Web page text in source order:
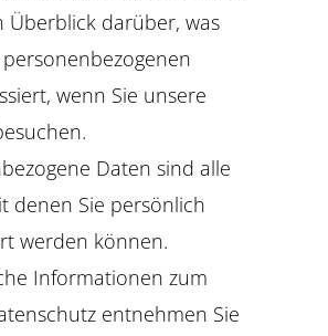
Überblick darüber, was
wenn Sie unsere
Daten sind alle
denen Sie persönlich
werden können.
Informationen zum
entnehmen Sie